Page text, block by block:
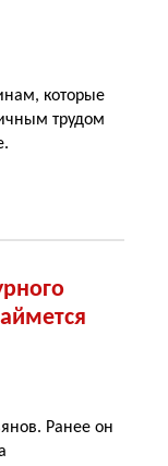
которые
трудом
Ранее он